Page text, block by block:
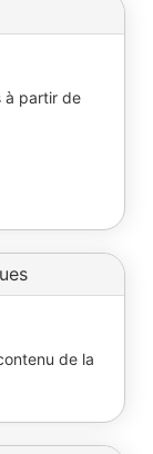
à partir de
de la